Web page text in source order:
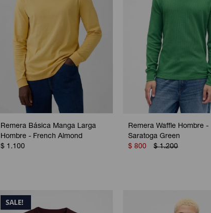
Remera Básica Manga Larga
Hombre - French Almond
$ 1.100
Remera Waffle Hombre -
Saratoga Green
$ 800 $ 1.200